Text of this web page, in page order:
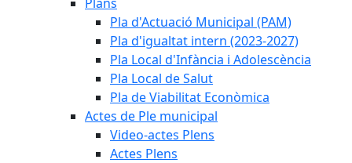
Pla d'Actuació Municipal (PAM)
Pla d'igualtat intern (2023-2027)
Pla Local d'Infància i Adolescència
Pla Local de Salut
Pla de Viabilitat Econòmica
Actes de Ple municipal
Video-actes Plens
Actes Plens